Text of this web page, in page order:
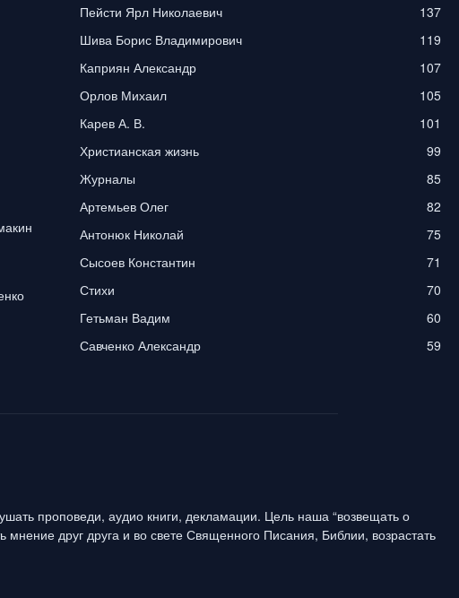
Пейсти Ярл Николаевич
137
Шива Борис Владимирович
119
Каприян Александр
107
Орлов Михаил
105
Карев А. В.
101
Христианская жизнь
99
Журналы
85
Артемьев Олег
82
Антонюк Николай
75
Сысоев Константин
71
Стихи
70
Гетьман Вадим
60
Савченко Александр
59
проповеди, аудио книги, декламации. Цель наша “возвещать о
друг друга и во свете Священного Писания, Библии, возрастать